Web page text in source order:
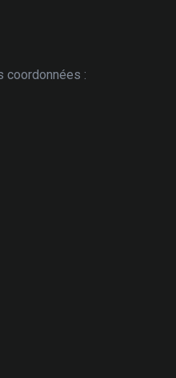
coordonnées :